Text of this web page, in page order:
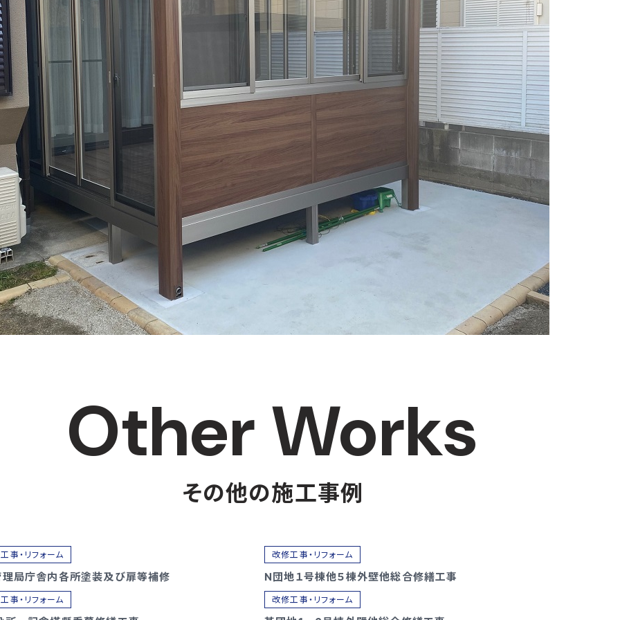
その他の施工事例
Other Works
事・リフォーム
局庁舎内各所塗装及び扉等補修
改修工事・リフォーム
N団地１号棟他５棟外壁他総合修繕工事
事・リフォーム 改修工事・リフォーム